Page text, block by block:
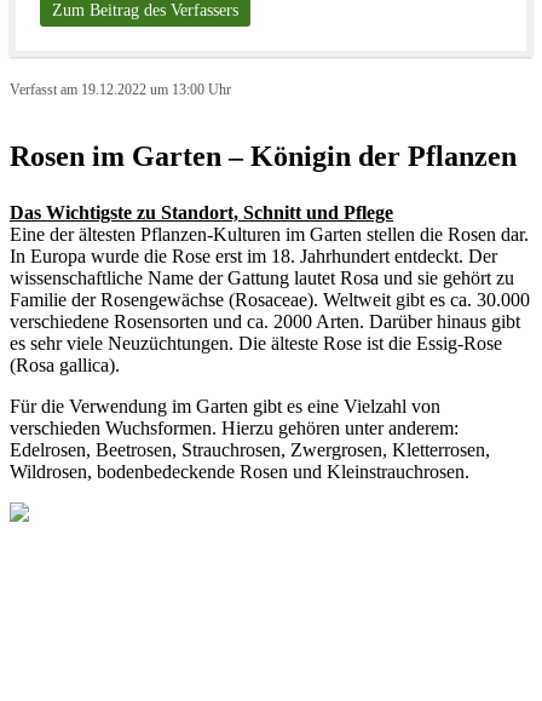
Zum Beitrag des Verfassers
Verfasst am 19.12.2022 um 13:00 Uhr
Rosen im Garten – Königin der Pflanzen
Das Wichtigste zu Standort, Schnitt und Pflege
Eine der ältesten Pflanzen-Kulturen im Garten stellen die Rosen dar.
In Europa wurde die Rose erst im 18. Jahrhundert entdeckt. Der
wissenschaftliche Name der Gattung lautet Rosa und sie gehört zu
Familie der Rosengewächse (Rosaceae). Weltweit gibt es ca. 30.000
verschiedene Rosensorten und ca. 2000 Arten. Darüber hinaus gibt
es sehr viele Neuzüchtungen. Die älteste Rose ist die Essig-Rose
(Rosa gallica).
Für die Verwendung im Garten gibt es eine Vielzahl von
verschieden Wuchsformen. Hierzu gehören unter anderem:
Edelrosen, Beetrosen, Strauchrosen, Zwergrosen, Kletterrosen,
Wildrosen, bodenbedeckende Rosen und Kleinstrauchrosen.